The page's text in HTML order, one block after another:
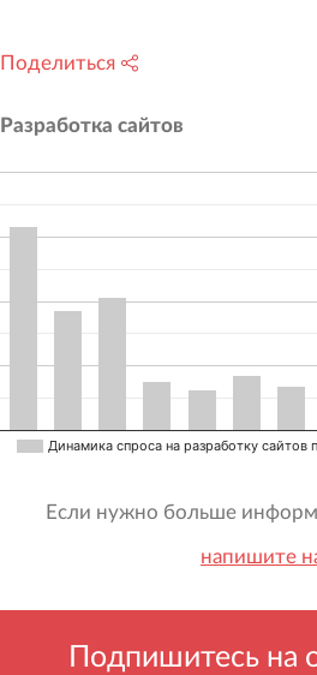
Поделиться
Разработка сайтов
Динамика спроса на разработку сайтов
Если нужно больше
напишите
Подпишитесь на